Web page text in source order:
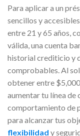
Para aplicar a un
sencillos y
entre 21 y 65 años,
válida, una cuenta
historial crediticio y
comprobables. Al
obtener entre
aumentar tu línea de
comportamiento de
para alcanzar tus
flexibilidad y